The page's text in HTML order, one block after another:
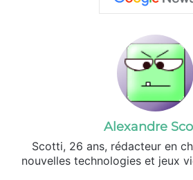
Alexandre
Scotti, 26 ans, rédacteur en
nouvelles technologies et jeux